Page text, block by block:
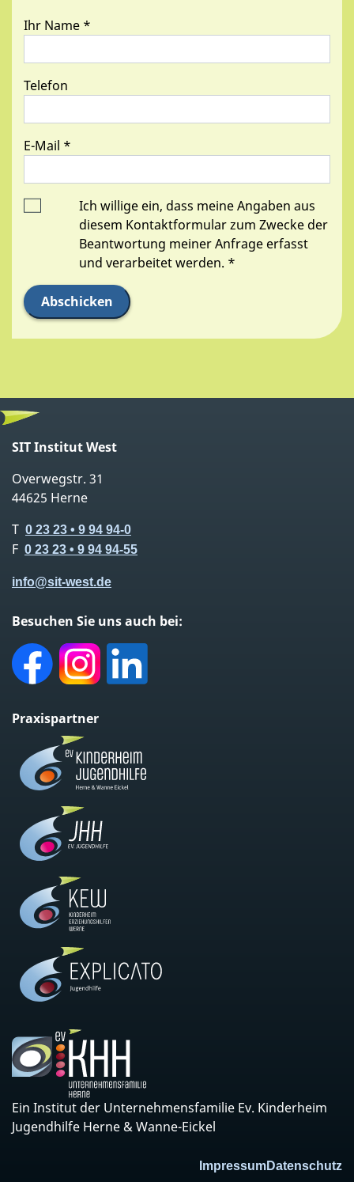
Ihr Name *
Telefon
E-Mail *
Ich willige ein, dass meine Angaben aus
diesem Kontaktformular zum Zwecke der
Beantwortung meiner Anfrage erfasst
und verarbeitet werden. *
Abschicken
SIT Institut West
Overwegstr. 31
44625 Herne
T 0 23 23 • 9 94 94-0
F 0 23 23 • 9 94 94-55
info@sit-west.de
Besuchen Sie uns auch bei:
Praxispartner
Ein Institut der Unternehmensfamilie Ev. Kinderheim
Jugendhilfe Herne & Wanne-Eickel
ImpressumDatenschutz